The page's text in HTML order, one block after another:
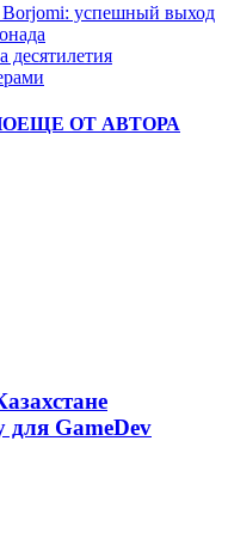
Borjomi: успешный выход
десятилетия
ЕЩЕ ОТ АВТОРА
GameDev